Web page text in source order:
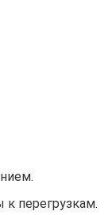
перегрузкам.